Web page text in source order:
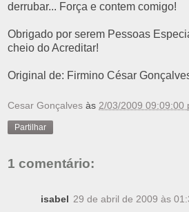
derrubar... Força e contem comigo!
Obrigado por serem Pessoas
cheio do Acreditar!
Original de: Firmino César
Cesar Gonçalves às 2/03/2009 09:09:00
Partilhar
1 comentário:
isabel 29 de abril de 2009 às